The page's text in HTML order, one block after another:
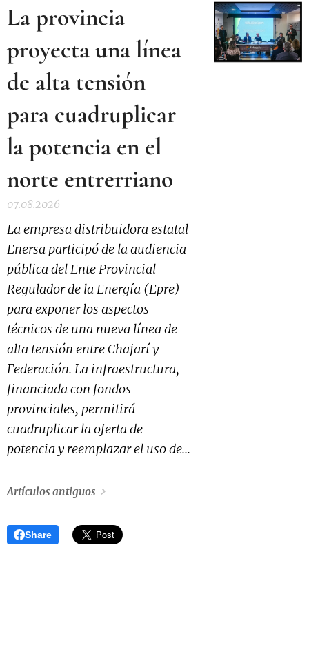
La provincia
proyecta una línea
de alta tensión
para cuadruplicar
la potencia en el
norte entrerriano
07.08.2026
La empresa distribuidora estatal
Enersa participó de la audiencia
pública del Ente Provincial
Regulador de la Energía (Epre)
para exponer los aspectos
técnicos de una nueva línea de
alta tensión entre Chajarí y
Federación. La infraestructura,
financiada con fondos
provinciales, permitirá
cuadruplicar la oferta de
potencia y reemplazar el uso de...
Artículos antiguos
Share